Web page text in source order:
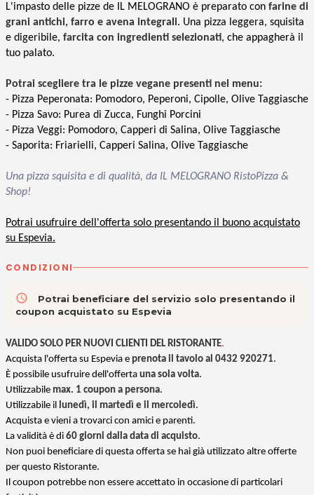
L'impasto delle pizze de IL MELOGRANO è preparato con farine di
grani antichi, farro e avena integrali. Una pizza leggera, squisita
e digeribile, farcita con ingredienti selezionati, che appagherà il
tuo palato.
Potrai scegliere tra le pizze vegane presenti nel menu:
- Pizza Peperonata: Pomodoro, Peperoni, Cipolle, Olive Taggiasche
- Pizza Savo: Purea di Zucca, Funghi Porcini
- Pizza Veggi: Pomodoro, Capperi di Salina, Olive Taggiasche
- Saporita: Friarielli, Capperi Salina, Olive Taggiasche
Una pizza squisita e di qualità, da IL MELOGRANO RistoPizza &
Shop!
Potrai usufruire dell'offerta solo presentando il buono acquistato
su Espevia.
CONDIZIONI
access_time
Potrai beneficiare del servizio solo presentando il
coupon acquistato su Espevia
VALIDO SOLO PER NUOVI CLIENTI DEL RISTORANTE.
Acquista l'offerta su Espevia e prenota il tavolo al 0432 920271.
È possibile usufruire dell'offerta una sola volta.
Utilizzabile max. 1 coupon a persona.
Utilizzabile il
lunedì, il martedì e il mercoledì.
Acquista e vieni a trovarci con amici e parenti.
La validità è di 60 giorni dalla data di acquisto.
Non puoi beneficiare di questa offerta se hai già utilizzato altre offerte
per questo Ristorante.
Il coupon potrebbe non essere accettato in occasione di particolari